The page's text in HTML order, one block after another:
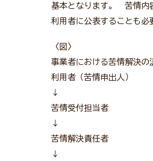
基本となります。 苦情内
利用者に公表することも必
〈図〉
事業者における苦情解決の
利用者（苦情申出人）
↓
苦情受付担当者
↓
苦情解決責任者
↓